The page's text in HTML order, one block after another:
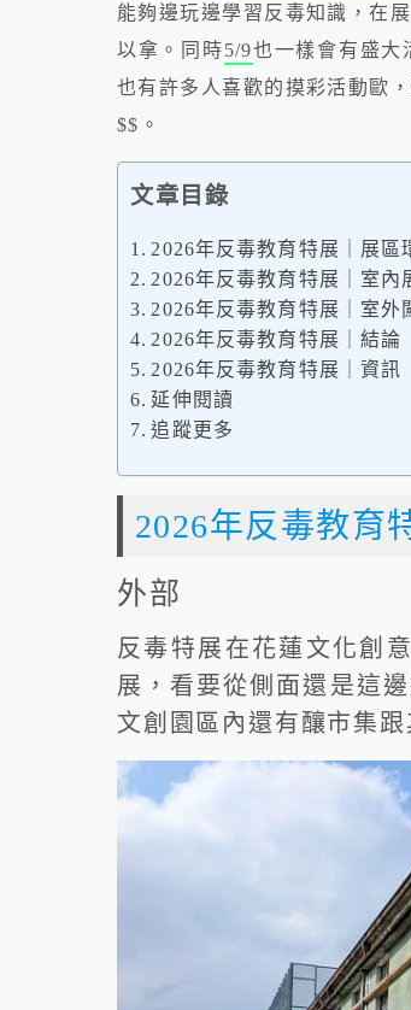
能夠邊玩邊學習反毒知識，在
以拿。同時5/9也一樣會有盛大
也有許多人喜歡的摸彩活動歐
$$。
文章目錄
2026年反毒教育特展｜展區
2026年反毒教育特展｜室內
2026年反毒教育特展｜室外
2026年反毒教育特展｜結論
2026年反毒教育特展｜資訊
延伸閱讀
追蹤更多
2026年反毒教育
外部
反毒特展在花蓮文化創
展，看要從側面還是這
文創園區內還有釀市集